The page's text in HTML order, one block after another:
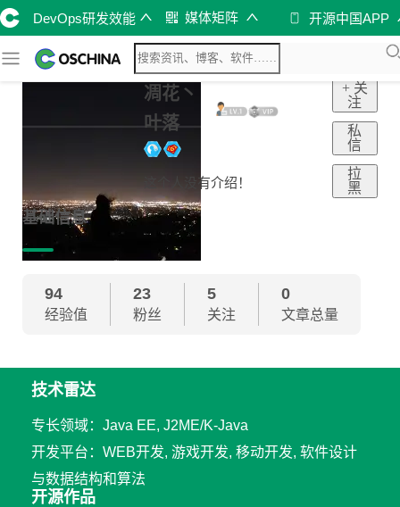
DevOps研发效能 媒体矩阵 开源中国APP
凋花丶
叶落
这个人没有介绍！
+ 关
注
私
信
拉
黑
基础信息
94
经验值
23
粉丝
5
关注
0
文章总量
技术雷达
专长领域：Java EE, J2ME/K-Java
开发平台：WEB开发, 游戏开发, 移动开发, 软件设计
与数据结构和算法
开源作品